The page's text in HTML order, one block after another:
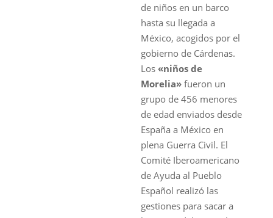
de niños en un barco
hasta su llegada a
México, acogidos por el
gobierno de Cárdenas.
Los«niños de
Morelia» fueron un
grupo de 456 menores
de edad enviados desde
España a México en
plena Guerra Civil. El
Comité Iberoamericano
de Ayuda al Pueblo
Español realizó las
gestiones para sacar a